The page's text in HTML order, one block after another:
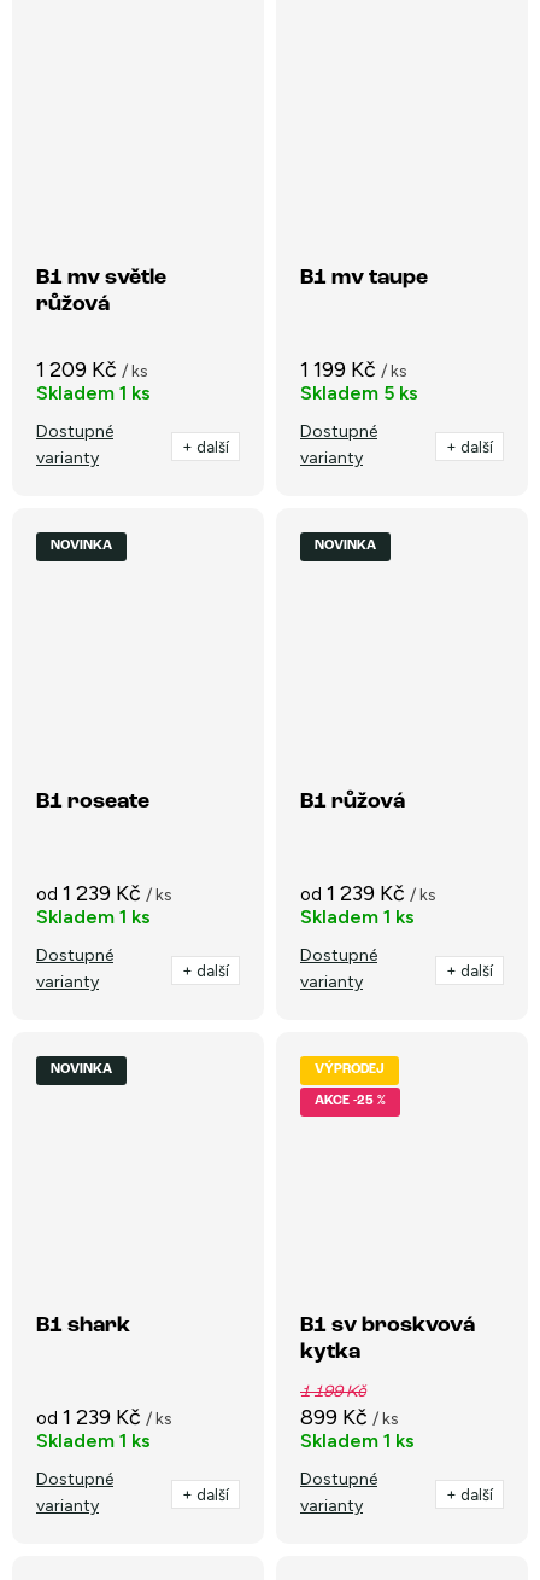
B1 mv světle
růžová
1 209 Kč / ks
Skladem 1 ks
Dostupné
varianty
+ další
B1 mv taupe
1 199 Kč / ks
Skladem 5 ks
Dostupné
varianty
+ další
NOVINKA
B1 roseate
od 1 239 Kč / ks
Skladem 1 ks
Dostupné
varianty
+ další
NOVINKA
B1 růžová
od 1 239 Kč / ks
Skladem 1 ks
Dostupné
varianty
+ další
NOVINKA
B1 shark
od 1 239 Kč / ks
Skladem 1 ks
Dostupné
varianty
+ další
VÝPRODEJ
-25 %
B1 sv broskvová
kytka
1 199 Kč
899 Kč / ks
Skladem 1 ks
Dostupné
varianty
+ další